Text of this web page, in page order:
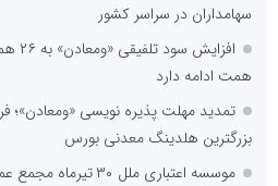
سهامداران در سراسر کشور
همت ادامه دارد
تمدید مهلت پذیره نویسی «ومعادن»؛
بزرگترین هلدینگ معدنی بورس
موسسه اعتباری ملل ۳۰